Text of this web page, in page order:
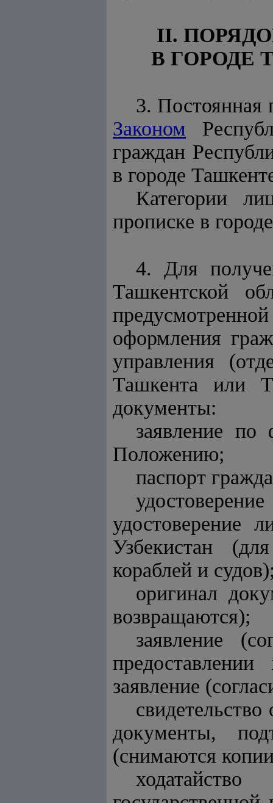
II.
В ГОРОДЕ
3. Постоянная
Законом
граждан
в городе
Категории
прописке в
4. Для
Ташкентской
оформления
управления
Ташкента или
документы:
заявление
Положению;
паспорт
удостоверение
Узбекистан
кораблей и
оригинал
возвращаются);
заявление
заявление
документы,
(снимаются